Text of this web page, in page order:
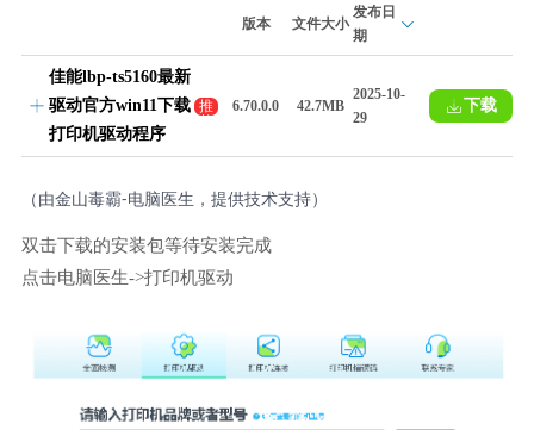
版本 文件大小
发布日
期
佳能lbp-ts5160最新
驱动官方win11下载
打印机驱动程序
推
荐
6.70.0.0 42.7MB
2025-10-
29
下载
（由金山毒霸-电脑医生，提供技术支持）
双击下载的安装包等待安装完成
点击电脑医生->打印机驱动